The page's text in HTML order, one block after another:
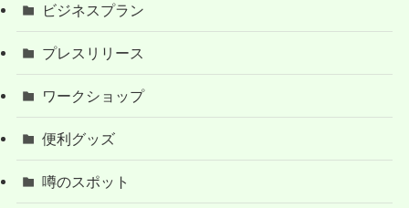
ビジネスプラン
プレスリリース
ワークショップ
便利グッズ
噂のスポット